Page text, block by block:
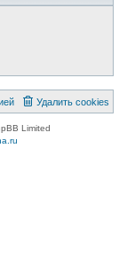
Удалить cookies
Limited